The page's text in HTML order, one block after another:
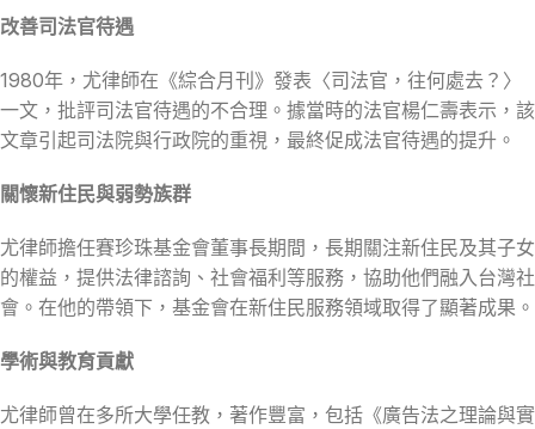
改善司法官待遇
1980年，尤律師在《綜合月刊》發表〈司法官，往何處去？〉
一文，批評司法官待遇的不合理。據當時的法官楊仁壽表示，該
文章引起司法院與行政院的重視，最終促成法官待遇的提升。
關懷新住民與弱勢族群
尤律師擔任賽珍珠基金會董事長期間，長期關注新住民及其子女
的權益，提供法律諮詢、社會福利等服務，協助他們融入台灣社
會。在他的帶領下，基金會在新住民服務領域取得了顯著成果。
學術與教育貢獻
尤律師曾在多所大學任教，著作豐富，包括《廣告法之理論與實